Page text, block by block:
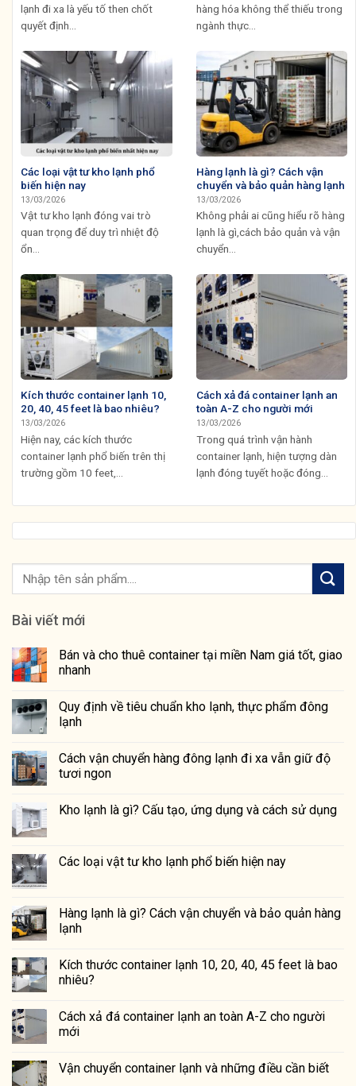
lạnh đi xa là yếu tố then chốt
quyết định...
hàng hóa không thể thiếu trong
ngành thực...
Các loại vật tư kho lạnh phổ
biến hiện nay
13/03/2026
Vật tư kho lạnh đóng vai trò
quan trọng để duy trì nhiệt độ
ổn...
Hàng lạnh là gì? Cách vận
chuyển và bảo quản hàng lạnh
13/03/2026
Không phải ai cũng hiểu rõ hàng
lạnh là gì,cách bảo quản và vận
chuyển...
Kích thước container lạnh 10,
20, 40, 45 feet là bao nhiêu?
13/03/2026
Hiện nay, các kích thước
container lạnh phổ biến trên thị
trường gồm 10 feet,...
Cách xả đá container lạnh an
toàn A-Z cho người mới
13/03/2026
Trong quá trình vận hành
container lạnh, hiện tượng dàn
lạnh đóng tuyết hoặc đóng...
Bài viết mới
Bán và cho thuê container tại miền Nam giá tốt, giao
nhanh
Quy định về tiêu chuẩn kho lạnh, thực phẩm đông
lạnh
Cách vận chuyển hàng đông lạnh đi xa vẫn giữ độ
tươi ngon
Kho lạnh là gì? Cấu tạo, ứng dụng và cách sử dụng
Các loại vật tư kho lạnh phổ biến hiện nay
Hàng lạnh là gì? Cách vận chuyển và bảo quản hàng
lạnh
Kích thước container lạnh 10, 20, 40, 45 feet là bao
nhiêu?
Cách xả đá container lạnh an toàn A-Z cho người
mới
Vận chuyển container lạnh và những điều cần biết